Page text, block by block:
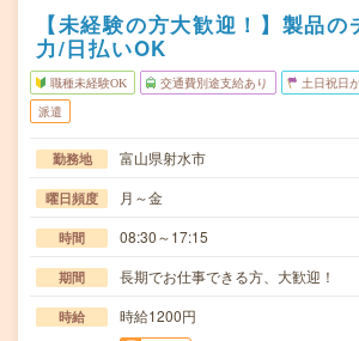
【未経験の方大歓迎！】製品
力/日払いOK
職種未経験OK 交通費別途支給あり 土日祝日
派遣
勤務地 富山県射水市
曜日頻度 月～金
時間 08:30～17:15
期間 長期でお仕事できる方、大歓迎！
時給 時給1200円